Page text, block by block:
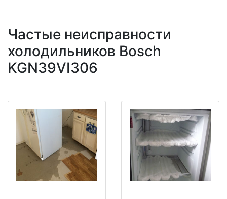
Частые неисправности
холодильников Bosch
KGN39VI306